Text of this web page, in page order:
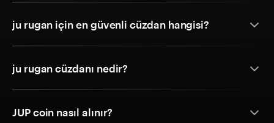
ju rugan için en güvenli cüzdan hangisi?
ju rugan cüzdanı nedir?
JUP coin nasıl alınır?